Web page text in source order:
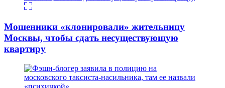
Мошенники «клонировали» жительницу
Москвы, чтобы сдать несуществующую
квартиру